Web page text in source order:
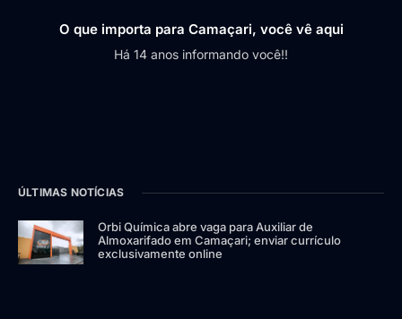
O que importa para Camaçari, você vê aqui
Há 14 anos informando você!!
ÚLTIMAS NOTÍCIAS
Orbi Química abre vaga para Auxiliar de
Almoxarifado em Camaçari; enviar currículo
exclusivamente online